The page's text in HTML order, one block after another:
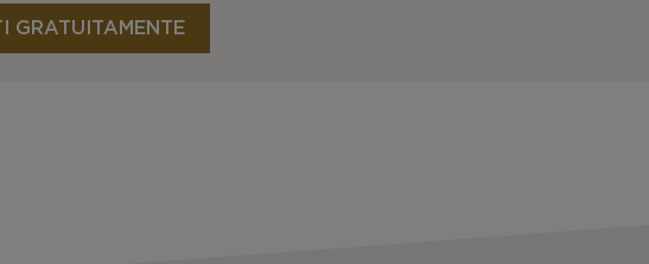
GRATUITAMENTE